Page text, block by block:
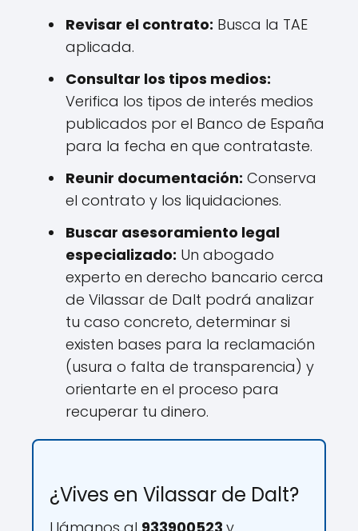
Revisar el contrato: Busca la TAE
aplicada.
Consultar los tipos medios:
Verifica los tipos de interés medios
publicados por el Banco de España
para la fecha en que contrataste.
Reunir documentación: Conserva
el contrato y los liquidaciones.
Buscar asesoramiento legal
especializado: Un abogado
experto en derecho bancario cerca
de Vilassar de Dalt podrá analizar
tu caso concreto, determinar si
existen bases para la reclamación
(usura o falta de transparencia) y
orientarte en el proceso para
recuperar tu dinero.
¿Vives en Vilassar de Dalt?